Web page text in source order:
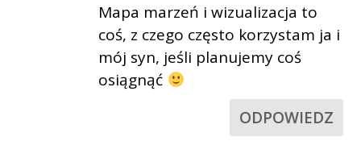
Mapa marzeń i wizualizacja to
coś, z czego często korzystam ja i
mój syn, jeśli planujemy coś
osiągnąć
ODPOWIEDZ